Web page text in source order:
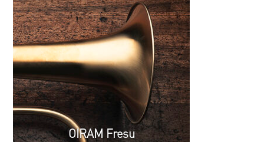
OIRAM Fresu